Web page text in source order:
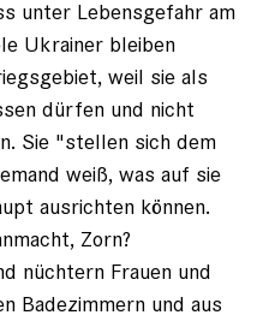
unter Lebensgefahr am
Ukrainer bleiben
weil sie als
dürfen und nicht
Sie "stellen sich dem
weiß, was auf sie
ausrichten können.
Zorn?
nüchtern Frauen und
Badezimmern und aus